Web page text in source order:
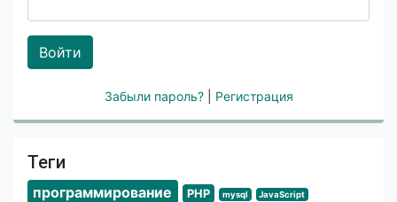
Войти
Забыли пароль? Регистрация
Теги
программирование PHP mysql JavaScript